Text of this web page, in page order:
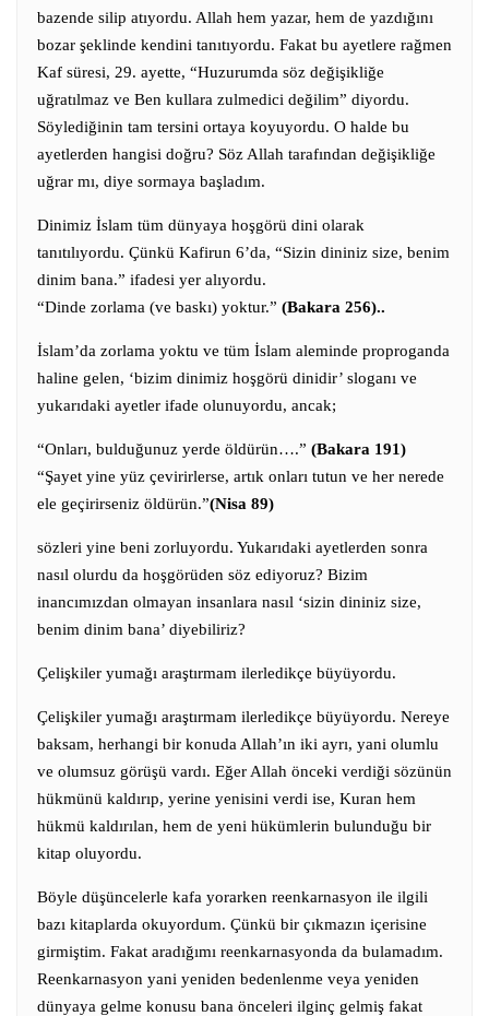
bazende silip atıyordu. Allah hem yazar, hem de yazdığını
bozar şeklinde kendini tanıtıyordu. Fakat bu ayetlere rağmen
Kaf süresi, 29. ayette, “Huzurumda söz değişikliğe
uğratılmaz ve Ben kullara zulmedici değilim” diyordu.
Söylediğinin tam tersini ortaya koyuyordu. O halde bu
ayetlerden hangisi doğru? Söz Allah tarafından değişikliğe
uğrar mı, diye sormaya başladım.
Dinimiz İslam tüm dünyaya hoşgörü dini olarak
tanıtılıyordu. Çünkü Kafirun 6’da, “Sizin dininiz size, benim
dinim bana.” ifadesi yer alıyordu.
“Dinde zorlama (ve baskı) yoktur.” (Bakara 256)..
İslam’da zorlama yoktu ve tüm İslam aleminde proproganda
haline gelen, ‘bizim dinimiz hoşgörü dinidir’ sloganı ve
yukarıdaki ayetler ifade olunuyordu, ancak;
“Onları, bulduğunuz yerde öldürün….” (Bakara 191)
“Şayet yine yüz çevirirlerse, artık onları tutun ve her nerede
ele geçirirseniz öldürün.”(Nisa 89)
sözleri yine beni zorluyordu. Yukarıdaki ayetlerden sonra
nasıl olurdu da hoşgörüden söz ediyoruz? Bizim
inancımızdan olmayan insanlara nasıl ‘sizin dininiz size,
benim dinim bana’ diyebiliriz?
Çelişkiler yumağı araştırmam ilerledikçe büyüyordu.
Çelişkiler yumağı araştırmam ilerledikçe büyüyordu. Nereye
baksam, herhangi bir konuda Allah’ın iki ayrı, yani olumlu
ve olumsuz görüşü vardı. Eğer Allah önceki verdiği sözünün
hükmünü kaldırıp, yerine yenisini verdi ise, Kuran hem
hükmü kaldırılan, hem de yeni hükümlerin bulunduğu bir
kitap oluyordu.
Böyle düşüncelerle kafa yorarken reenkarnasyon ile ilgili
bazı kitaplarda okuyordum. Çünkü bir çıkmazın içerisine
girmiştim. Fakat aradığımı reenkarnasyonda da bulamadım.
Reenkarnasyon yani yeniden bedenlenme veya yeniden
dünyaya gelme konusu bana önceleri ilginç gelmiş fakat